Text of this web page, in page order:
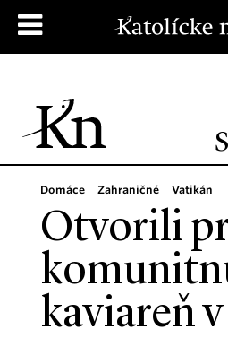
Domáce Zahraničné Vatikán
Otvorili
kaviareň